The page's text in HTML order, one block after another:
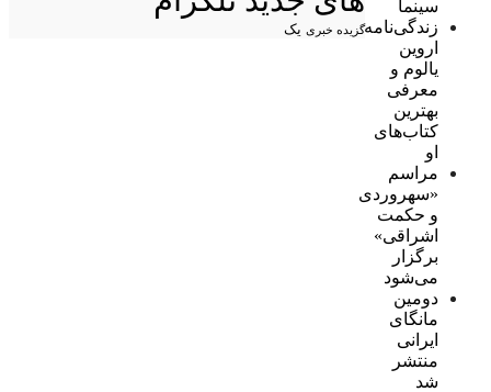
سینما
زندگی‌نامه
اروین
یالوم و
معرفی
بهترین
کتاب‌های
او
مراسم
«سهروردی
و حکمت
اشراقی»
برگزار
می‌شود
دومین
مانگای
ایرانی
منتشر
شد
گزیده خبری یک